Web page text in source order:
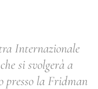
Internazionale
si svolgerà a
presso la Fridman